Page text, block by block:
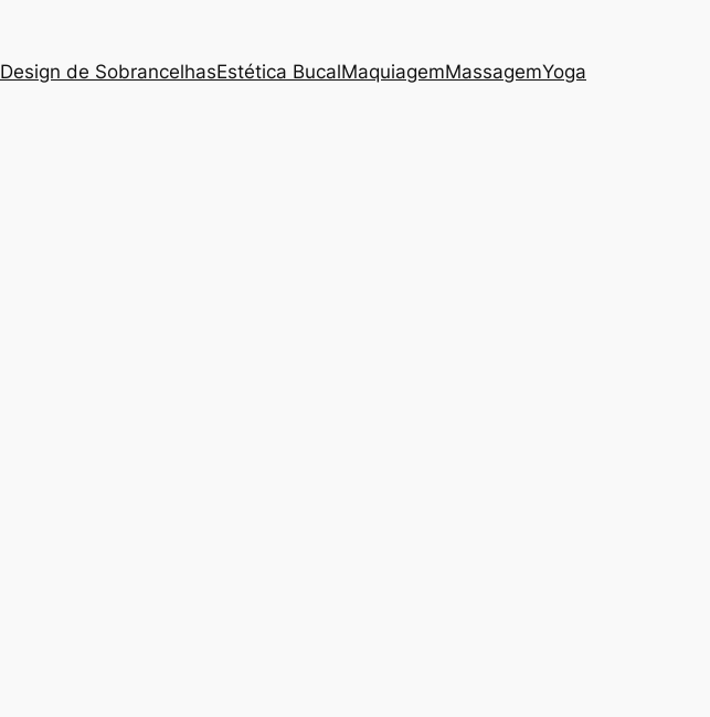
Design de SobrancelhasEstética BucalMaquiagemMassagemYoga